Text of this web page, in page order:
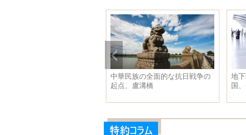
ロシア美女 ロシア100年のファ
ッションスタイルを展示